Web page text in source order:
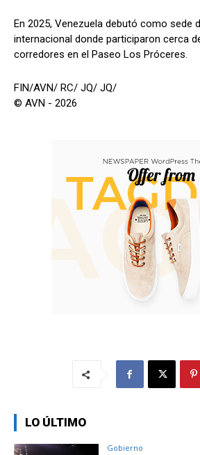
En 2025, Venezuela debutó como sede
internacional donde participaron cerca
corredores en el Paseo Los Próceres.
FIN/AVN/ RC/ JQ/ JQ/
© AVN - 2026
LO ÚLTIMO
Gobierno